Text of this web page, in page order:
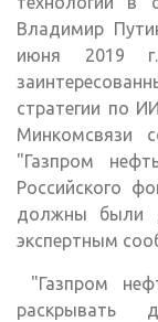
Владимир
июня 2019 г.
стратегии по
Минкомсвязи
"Газпром
Российского
должны были
экспертным
"Газпром
раскрывать